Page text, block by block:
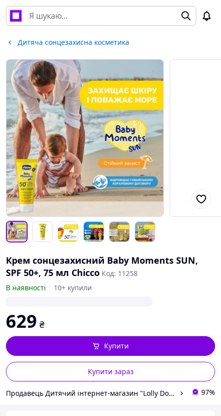
Дитяча сонцезахисна косметика
Крем сонцезахисний Baby Moments SUN,
SPF 50+, 75 мл Chicco Код: 11258
В наявності
10+ купили
629 ₴
Купити зараз
Купити
Продавець Дитячий інтернет-магазин "Lolly Dolly" 97%